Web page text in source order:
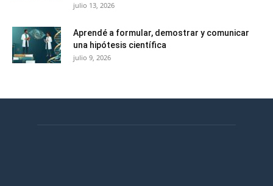
julio 13, 2026
Aprendé a formular, demostrar y comunicar
una hipótesis científica
julio 9, 2026